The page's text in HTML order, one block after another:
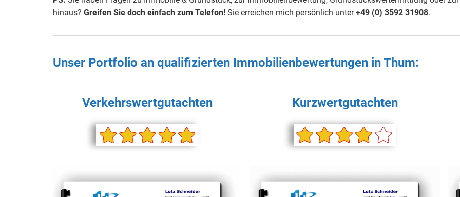
hinaus? Greifen Sie doch einfach zum Telefon! Sie erreichen mich persönlich unter+49 (0) 3592 31908.
Unser Portfolio an qualifizierten Immobilienbewertungen inThum:
Verkehrswertgutachten Kurzwertgutachten